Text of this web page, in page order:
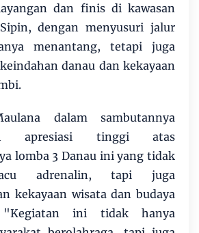
dan finis di kawasan
dengan menyusuri jalur
menantang, tetapi juga
danau dan kekayaan
dalam sambutannya
apresiasi tinggi atas
lomba 3 Danau ini yang tidak
adrenalin, tapi juga
kekayaan wisata dan budaya
ini tidak hanya